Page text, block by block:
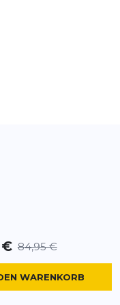
€ 84,95 €
WARENKORB